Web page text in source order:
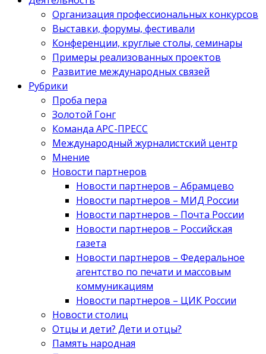
Организация профессиональных конкурсов
Выставки, форумы, фестивали
Конференции, круглые столы, семинары
Примеры реализованных проектов
Развитие международных связей
Рубрики
Проба пера
Золотой Гонг
Команда АРС-ПРЕСС
Международный журналистский центр
Мнение
Новости партнеров
Новости партнеров – Абрамцево
Новости партнеров – МИД России
Новости партнеров – Почта России
Новости партнеров – Российская
газета
Новости партнеров – Федеральное
агентство по печати и массовым
коммуникациям
Новости партнеров – ЦИК России
Новости столиц
Отцы и дети? Дети и отцы?
Память народная